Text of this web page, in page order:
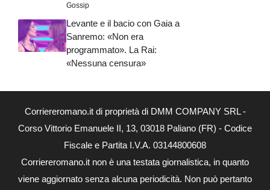
Gossip
Levante e il bacio con Gaia a
Sanremo: «Non era
programmato». La Rai:
«Nessuna censura»
Corriereromano.it di proprietà di DMM COMPANY SRL -
Corso Vittorio Emanuele II, 13, 03018 Paliano (FR) - Codice
Fiscale e Partita I.V.A. 03144800608
Corriereromano.it non è una testata giornalistica, in quanto
viene aggiornato senza alcuna periodicità. Non può pertanto